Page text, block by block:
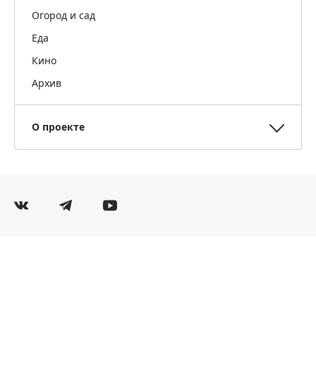
Огород и сад
Еда
Кино
Архив
О проекте